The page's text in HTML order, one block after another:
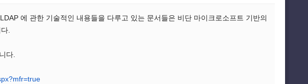
에 관한 기술적인 내용들을 다루고 있는 문서들은 비단 마이크로소프트 기반의
.
다.